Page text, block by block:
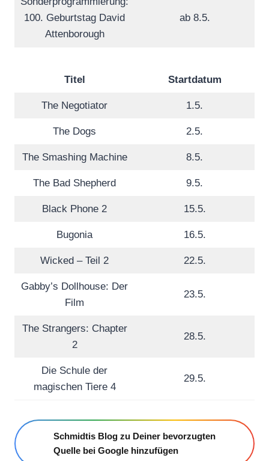
100. Geburtstag David
Attenborough
ab 8.5.
Titel Startdatum
The Negotiator 1.5.
The Dogs 2.5.
The Smashing Machine 8.5.
The Bad Shepherd 9.5.
Black Phone 2 15.5.
Bugonia 16.5.
Wicked – Teil 2 22.5.
Gabby’s Dollhouse: Der
Film
23.5.
The Strangers: Chapter
2
28.5.
Die Schule der
magischen Tiere 4
29.5.
Schmidtis Blog zu Deiner bevorzugten
Quelle bei Google hinzufügen